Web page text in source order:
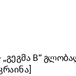
„გეგმა B“